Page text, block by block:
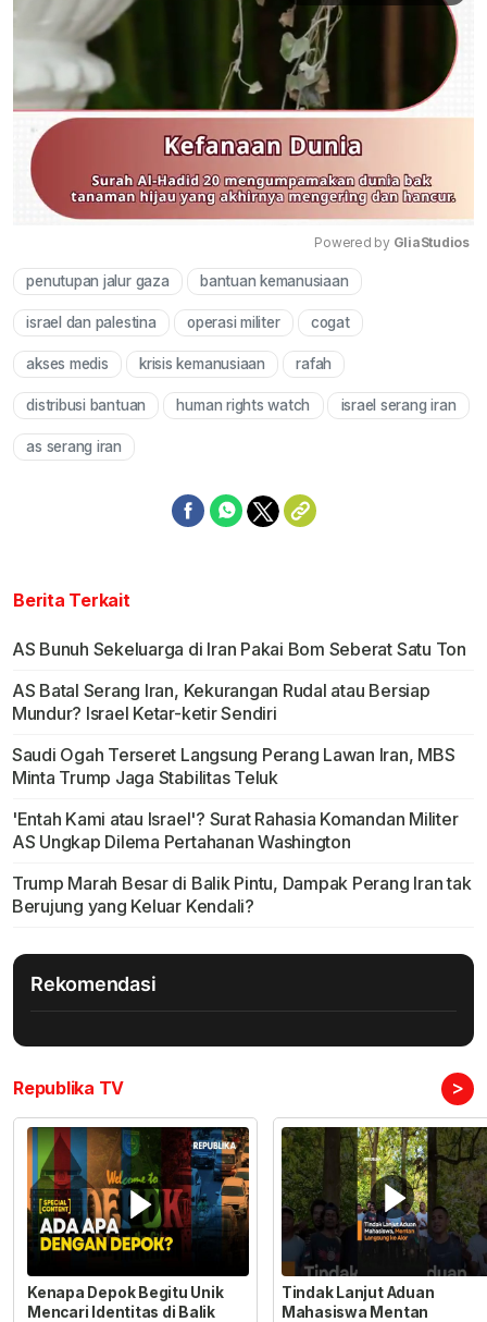
Powered by GliaStudios
penutupan jalur gaza bantuan kemanusiaan
israel dan palestina operasi militer cogat
akses medis krisis kemanusiaan rafah
distribusi bantuan human rights watch israel serang iran
as serang iran
Berita Terkait
AS Bunuh Sekeluarga di Iran Pakai Bom Seberat Satu Ton
AS Batal Serang Iran, Kekurangan Rudal atau Bersiap
Mundur? Israel Ketar-ketir Sendiri
Saudi Ogah Terseret Langsung Perang Lawan Iran, MBS
Minta Trump Jaga Stabilitas Teluk
'Entah Kami atau Israel'? Surat Rahasia Komandan Militer
AS Ungkap Dilema Pertahanan Washington
Trump Marah Besar di Balik Pintu, Dampak Perang Iran tak
Berujung yang Keluar Kendali?
Rekomendasi
Republika TV >
Kenapa Depok Begitu Unik
Mencari Identitas di Balik
Tindak Lanjut Aduan
Mahasiswa Mentan